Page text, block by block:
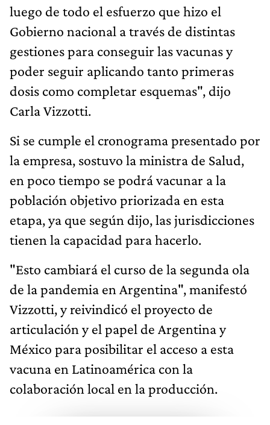
luego de todo el esfuerzo que hizo el
Gobierno nacional a través de distintas
gestiones para conseguir las vacunas y
poder seguir aplicando tanto primeras
dosis como completar esquemas", dijo
Carla Vizzotti.
Si se cumple el cronograma presentado por
la empresa, sostuvo la ministra de Salud,
en poco tiempo se podrá vacunar a la
población objetivo priorizada en esta
etapa, ya que según dijo, las jurisdicciones
tienen la capacidad para hacerlo.
"Esto cambiará el curso de la segunda ola
de la pandemia en Argentina", manifestó
Vizzotti, y reivindicó el proyecto de
articulación y el papel de Argentina y
México para posibilitar el acceso a esta
vacuna en Latinoamérica con la
colaboración local en la producción.